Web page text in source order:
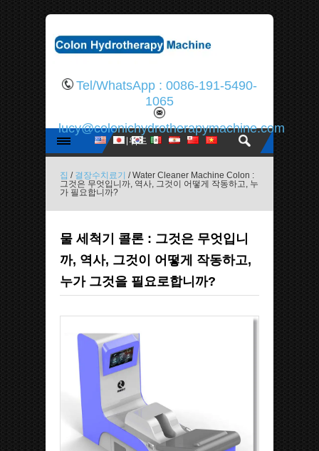
Tel/WhatsApp : 0086-191-5490-
1065
lucy@colonichydrotherapymachine.com
집 / 결장수치료기 / Water Cleaner Machine Colon :
그것은 무엇입니까, 역사, 그것이 어떻게 작동하고, 누
가 필요합니까?
물 세척기 콜론 : 그것은 무엇입니
까, 역사, 그것이 어떻게 작동하고,
누가 그것을 필요로합니까?